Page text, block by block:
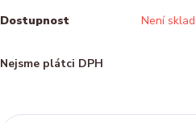
Dostupnost Není
Nejsme plátci DPH